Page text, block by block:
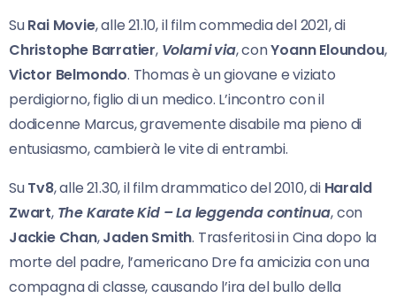
SuRai Movie, alle 21.10, il film commedia del 2021, di
Christophe Barratier, Volami via, conYoann Eloundou,
Victor Belmondo. Thomas è un giovane e viziato
perdigiorno, figlio di un medico. L’incontro con il
dodicenne Marcus, gravemente disabile ma pieno di
entusiasmo, cambierà le vite di entrambi.
SuTv8, alle 21.30, il film drammatico del 2010, di Harald
Zwart, The Karate Kid – La leggenda continua, con
Jackie Chan,Jaden Smith. Trasferitosi in Cina dopo la
morte del padre, l’americano Dre fa amicizia con una
compagna di classe, causando l’ira del bullo della